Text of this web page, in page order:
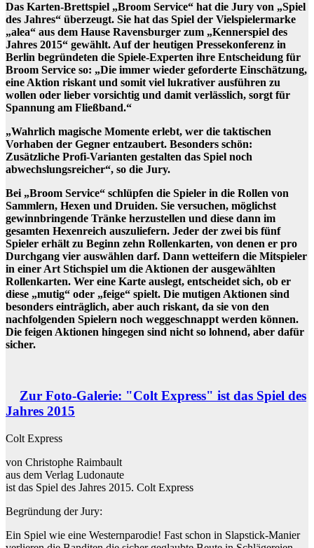
Das Karten-Brettspiel „Broom Service“ hat die Jury von „Spiel
des Jahres“ überzeugt. Sie hat das Spiel der Vielspielermarke
„alea“ aus dem Hause Ravensburger zum „Kennerspiel des
Jahres 2015“ gewählt. Auf der heutigen Pressekonferenz in
Berlin begründeten die Spiele-Experten ihre Entscheidung für
Broom Service so: „Die immer wieder geforderte Einschätzung,
eine Aktion riskant und somit viel lukrativer ausführen zu
wollen oder lieber vorsichtig und damit verlässlich, sorgt für
Spannung am Fließband.“
„Wahrlich magische Momente erlebt, wer die taktischen
Vorhaben der Gegner entzaubert. Besonders schön:
Zusätzliche Profi-Varianten gestalten das Spiel noch
abwechslungsreicher“, so die Jury.
Bei „Broom Service“ schlüpfen die Spieler in die Rollen von
Sammlern, Hexen und Druiden. Sie versuchen, möglichst
gewinnbringende Tränke herzustellen und diese dann im
gesamten Hexenreich auszuliefern. Jeder der zwei bis fünf
Spieler erhält zu Beginn zehn Rollenkarten, von denen er pro
Durchgang vier auswählen darf. Dann wetteifern die Mitspieler
in einer Art Stichspiel um die Aktionen der ausgewählten
Rollenkarten. Wer eine Karte auslegt, entscheidet sich, ob er
diese „mutig“ oder „feige“ spielt. Die mutigen Aktionen sind
besonders einträglich, aber auch riskant, da sie von den
nachfolgenden Spielern noch weggeschnappt werden können.
Die feigen Aktionen hingegen sind nicht so lohnend, aber dafür
sicher.
Zur Foto-Galerie: "Colt Express" ist das Spiel des
Jahres 2015
Colt Express
von Christophe Raimbault
aus dem Verlag Ludonaute
ist das Spiel des Jahres 2015. Colt Express
Begründung der Jury:
Ein Spiel wie eine Westernparodie! Fast schon in Slapstick-Manier